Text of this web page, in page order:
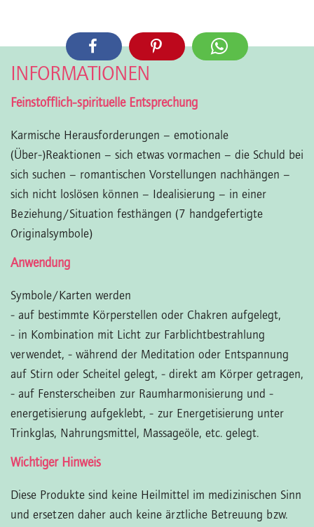
INFORMATIONEN
Feinstofflich-spirituelle Entsprechung
Karmische Herausforderungen – emotionale
(Über-)Reaktionen – sich etwas vormachen – die Schuld bei
sich suchen – romantischen Vorstellungen nachhängen –
sich nicht loslösen können – Idealisierung – in einer
Beziehung/Situation festhängen (7 handgefertigte
Originalsymbole)
Anwendung
Symbole/Karten werden
- auf bestimmte Körperstellen oder Chakren aufgelegt,
- in Kombination mit Licht zur Farblichtbestrahlung
verwendet, - während der Meditation oder Entspannung
auf Stirn oder Scheitel gelegt, - direkt am Körper getragen,
- auf Fensterscheiben zur Raumharmonisierung und -
energetisierung aufgeklebt, - zur Energetisierung unter
Trinkglas, Nahrungsmittel, Massageöle, etc. gelegt.
Wichtiger Hinweis
Diese Produkte sind keine Heilmittel im medizinischen Sinn
und ersetzen daher auch keine ärztliche Betreuung bzw.